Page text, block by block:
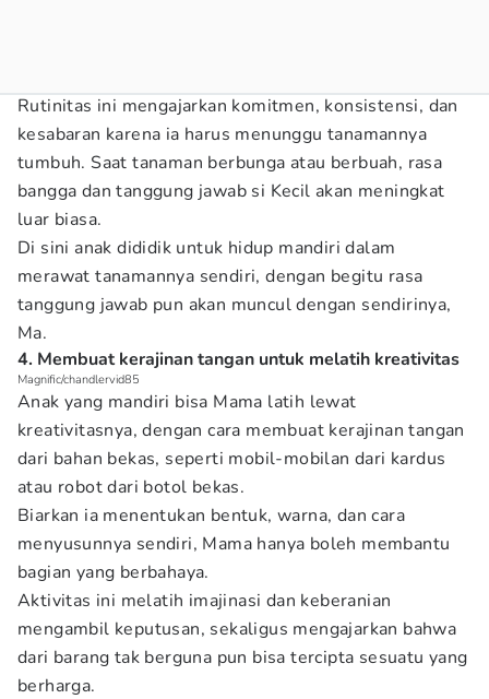
Rutinitas ini mengajarkan komitmen, konsistensi, dan
kesabaran karena ia harus menunggu tanamannya
tumbuh. Saat tanaman berbunga atau berbuah, rasa
bangga dan tanggung jawab si Kecil akan meningkat
luar biasa.
Di sini anak dididik untuk hidup mandiri dalam
merawat tanamannya sendiri, dengan begitu rasa
tanggung jawab pun akan muncul dengan sendirinya,
Ma.
4. Membuat kerajinan tangan untuk melatih kreativitas
Magnific/chandlervid85
Anak yang mandiri bisa Mama latih lewat
kreativitasnya, dengan cara membuat kerajinan tangan
dari bahan bekas, seperti mobil-mobilan dari kardus
atau robot dari botol bekas.
Biarkan ia menentukan bentuk, warna, dan cara
menyusunnya sendiri, Mama hanya boleh membantu
bagian yang berbahaya.
Aktivitas ini melatih imajinasi dan keberanian
mengambil keputusan, sekaligus mengajarkan bahwa
dari barang tak berguna pun bisa tercipta sesuatu yang
berharga.